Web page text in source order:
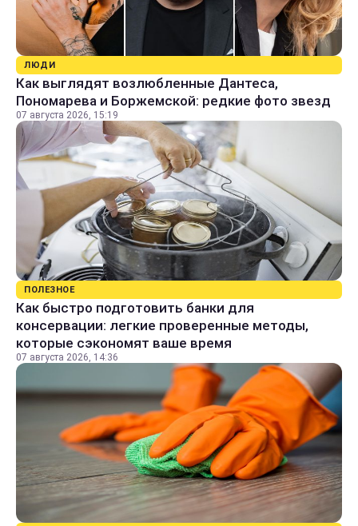
ЛЮДИ
Как выглядят возлюбленные Дантеса,
Пономарева и Боржемской: редкие фото звезд
07 августа 2026, 15:19
ПОЛЕЗНОЕ
Как быстро подготовить банки для
консервации: легкие проверенные методы,
которые сэкономят ваше время
07 августа 2026, 14:36